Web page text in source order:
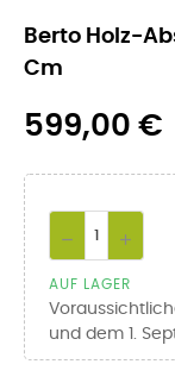
Berto Holz-
Cm
599,00 €
AUF LAGER
und dem 1.